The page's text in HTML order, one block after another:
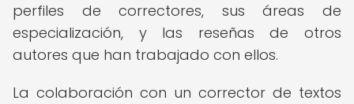
perfiles de correctores, sus áreas de
especialización, y las reseñas de otros
autores que han trabajado con ellos.
La colaboración con un corrector de textos